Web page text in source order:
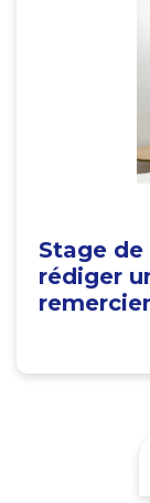
Stage
rédiger